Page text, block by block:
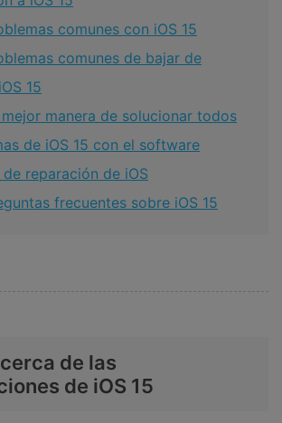
comunes con iOS 15
comunes de bajar de
15
manera de solucionar todos
de iOS 15 con el software
reparación de iOS
frecuentes sobre iOS 15
de las
de iOS 15